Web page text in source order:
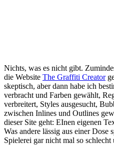
Nichts, was es nicht gibt.
die Website The Graffiti Creator
skeptisch, aber dann habe ich
verbracht und Farben gewählt,
verbreitert, Styles ausgesucht,
zwischen Inlines und Outlines
dieser Site geht: EInen eigenen
Was andere lässig aus einer
Spielerei gar nicht mal so